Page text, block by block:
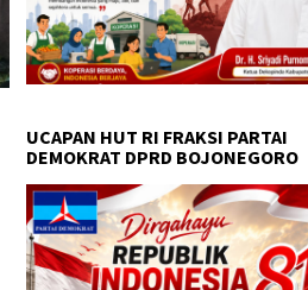
UCAPAN HUT RI FRAKSI PARTAI
DEMOKRAT DPRD BOJONEGORO